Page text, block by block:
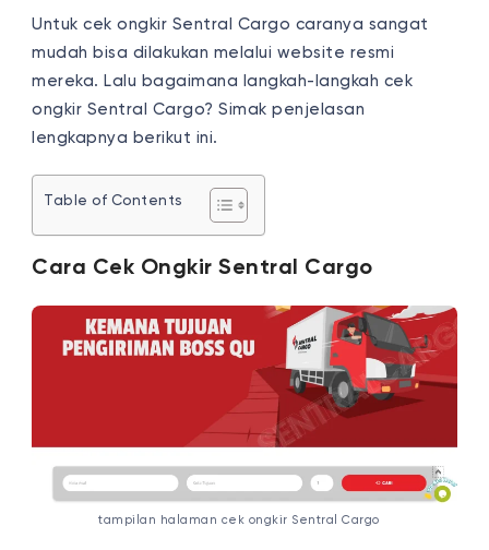
Untuk cek ongkir Sentral Cargo caranya sangat
mudah bisa dilakukan melalui website resmi
mereka. Lalu bagaimana langkah-langkah cek
ongkir Sentral Cargo? Simak penjelasan
lengkapnya berikut ini.
Table of Contents
Cara Cek Ongkir Sentral Cargo
tampilan halaman cek ongkir Sentral Cargo